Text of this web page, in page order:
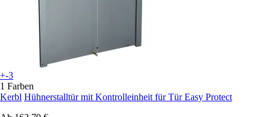
+-3
1 Farben
Kerbl Hühnerstalltür mit Kontrolleinheit für Tür Easy Protect